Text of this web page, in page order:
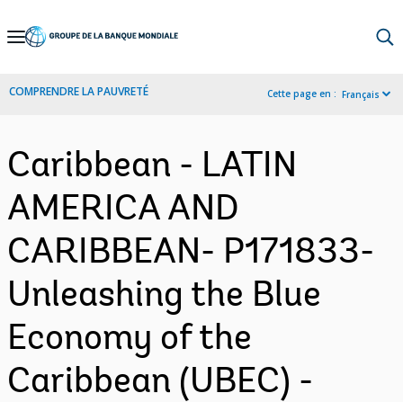
Skip
Navigation
COMPRENDRE LA PAUVRETÉ Cette page en : Français
Caribbean - LATIN
AMERICA AND
CARIBBEAN- P171833-
Unleashing the Blue
Economy of the
Caribbean (UBEC) -